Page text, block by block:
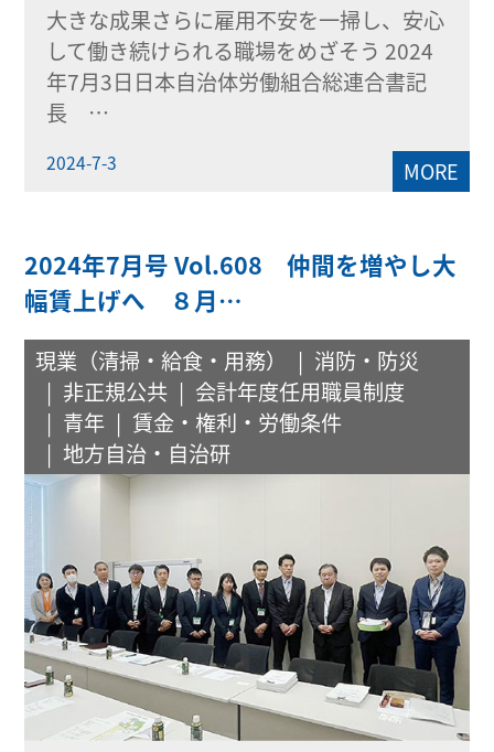
大きな成果さらに雇用不安を一掃し、安心
して働き続けられる職場をめざそう 2024
年7月3日日本自治体労働組合総連合書記
長 …
2024-7-3 MORE
2024年7月号 Vol.608 仲間を増やし大
幅賃上げへ ８月…
現業（清掃・給食・用務）
消防・防災
非正規公共
会計年度任用職員制度
青年
賃金・権利・労働条件
地方自治・自治研